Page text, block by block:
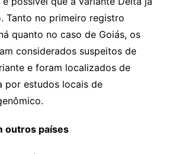
Tanto no primeiro registro
quanto no caso de Goiás, os
considerados suspeitos de
e foram localizados de
por estudos locais de
outros países